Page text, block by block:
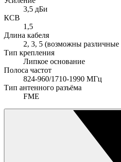
3,5 дБи
КСВ
1,5
Длина кабеля
2, 3, 5 (возможны различные
Тип крепления
Липкое основание
Полоса частот
824-960/1710-1990 МГц
Тип антенного разъёма
FME